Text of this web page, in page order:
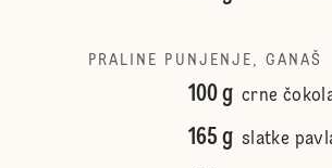
PRALINE PUNJENJE, GANAŠ
100 g crne
165 g slatke